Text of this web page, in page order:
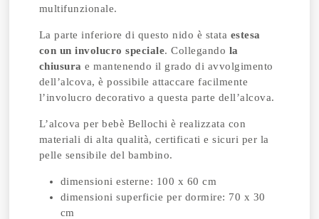
multifunzionale.
La parte inferiore di questo nido è stata estesa
con un involucro speciale. Collegando la
chiusura e mantenendo il grado di avvolgimento
dell’alcova, è possibile attaccare facilmente
l’involucro decorativo a questa parte dell’alcova.
L’alcova per bebè Bellochi è realizzata con
materiali di alta qualità, certificati e sicuri per la
pelle sensibile del bambino.
dimensioni esterne: 100 x 60 cm
dimensioni superficie per dormire: 70 x 30
cm